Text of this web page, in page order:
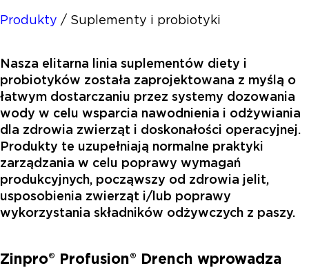
Produkty / Suplementy i probiotyki
Nasza elitarna linia suplementów diety i
probiotyków została zaprojektowana z myślą o
łatwym dostarczaniu przez systemy dozowania
wody w celu wsparcia nawodnienia i odżywiania
dla zdrowia zwierząt i doskonałości operacyjnej.
Produkty te uzupełniają normalne praktyki
zarządzania w celu poprawy wymagań
produkcyjnych, począwszy od zdrowia jelit,
usposobienia zwierząt i/lub poprawy
wykorzystania składników odżywczych z paszy.
Zinpro® Profusion® Drench wprowadza